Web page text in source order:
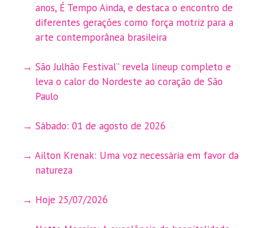
anos, É Tempo Ainda, e destaca o encontro de
diferentes gerações como força motriz para a
arte contemporânea brasileira
São Julhão Festival” revela lineup completo e
leva o calor do Nordeste ao coração de São
Paulo
Sábado: 01 de agosto de 2026
Ailton Krenak: Uma voz necessária em favor da
natureza
Hoje 25/07/2026